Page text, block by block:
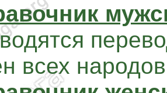
всех